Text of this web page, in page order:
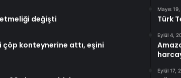
değişti
çöp konteynerine attı, eşini
Mayıs
Türk
Eylül 4,
Eylül 17,